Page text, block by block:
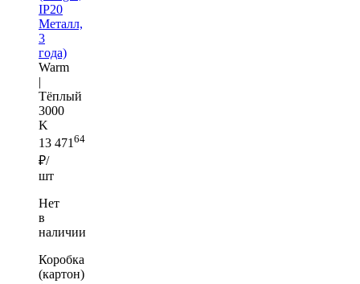
IP20
Металл,
3
года)
Warm
|
Тёплый
3000
K
13 47164
₽/
шт
Нет
в
наличии
Коробка
(картон)